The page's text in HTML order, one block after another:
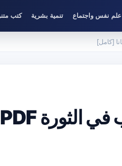
علم نفس واجتماع تنمية بشرية كتب